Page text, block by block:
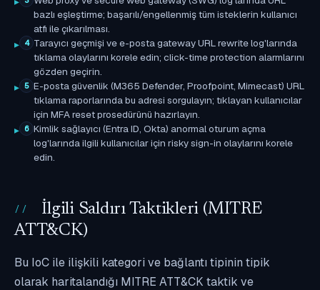
bazlı eşleştirme; başarılı/engellenmiş tüm isteklerin kullanıcı
atfı ile çıkarılması.
4 Tarayıcı geçmişi ve e-posta gateway URL rewrite log'larında
tıklama olaylarını korele edin; click-time protection alarmlarını
gözden geçirin.
5 E-posta güvenlik (M365 Defender, Proofpoint, Mimecast) URL
tıklama raporlarında bu adresi sorgulayın; tıklayan kullanıcılar
için MFA reset prosedürünü hazırlayın.
6 Kimlik sağlayıcı (Entra ID, Okta) anormal oturum açma
log'larında ilgili kullanıcılar için risky sign-in olaylarını korele
edin.
İlgili Saldırı Taktikleri (MITRE
ATT&CK)
Bu IoC ile ilişkili kategori ve bağlantı tipinin tipik
olarak haritalandığı MITRE ATT&CK taktik ve